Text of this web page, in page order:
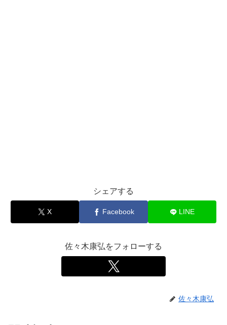
シェアする
X Facebook LINE
佐々木康弘をフォローする
佐々木康弘